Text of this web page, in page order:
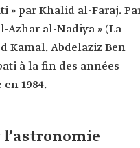
» par Khalid al-Faraj.
al-Nadiya » (La
Kamal. Abdelaziz Ben
à la fin des années
1984.